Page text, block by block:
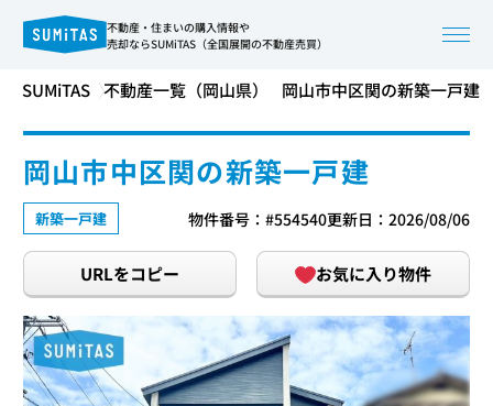
不動産・住まいの購入情報や
売却ならSUMiTAS（全国展開の不動産売買）
SUMiTAS 不動産一覧（岡山県） 岡山市中区関の新築一戸建
岡山市中区関の新築一戸建
新築一戸建 物件番号：#554540更新日：2026/08/06
URLをコピー お気に入り物件